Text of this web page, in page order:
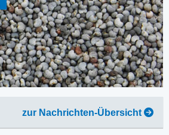
zur Nachrichten-Übersicht